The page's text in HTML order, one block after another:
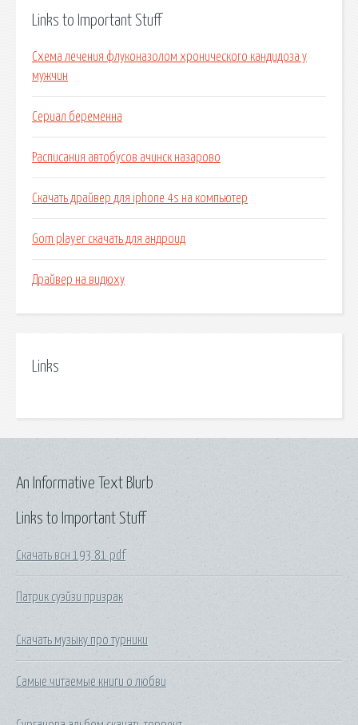
Links to Important Stuff
Схема лечения флуконазолом хронического кандидоза у
мужчин
Сериал беременна
Расписания автобусов ачинск назарово
Скачать драйвер для iphone 4s на компьютер
Gom player скачать для андроид
Драйвер на видюху
Links
Links to Important Stuff
Скачать всн 193 81 pdf
Патрик суэйзи призрак
Скачать музыку про турники
Самые читаемые книги о любви
An Informative Text Blurb